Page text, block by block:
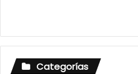
Categorías